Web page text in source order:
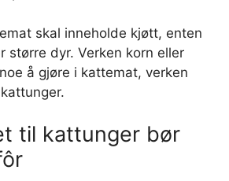
skal inneholde kjøtt, enten
større dyr. Verken korn eller
å gjøre i kattemat, verken
til kattunger bør